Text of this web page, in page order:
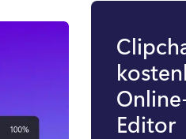
Editor